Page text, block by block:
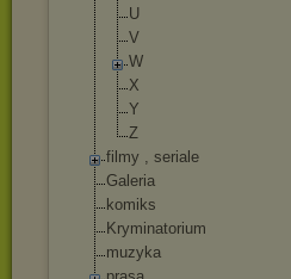
U
V
W
X
Y
Z
filmy , seriale
Galeria
komiks
Kryminatorium
muzyka